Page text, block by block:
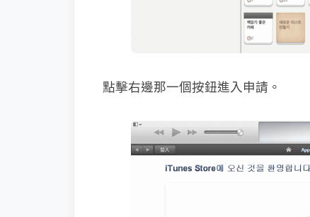
點擊右邊那一個按鈕進入申請。